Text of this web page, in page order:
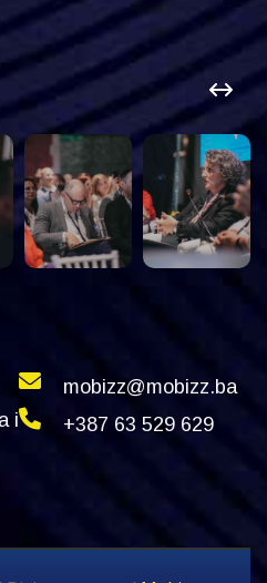
i
mobizz@mobizz.ba
+387 63 529 629